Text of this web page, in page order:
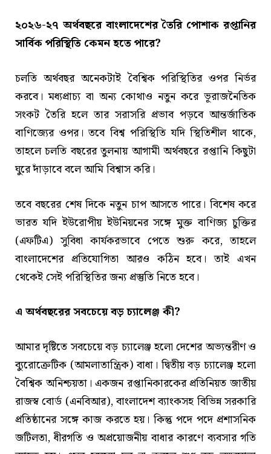
২০২৬-২৭ অর্থবছরে বাংলাদেশের তৈরি পোশাক রপ্তানির
সার্বিক পরিস্থিতি কেমন হতে পারে?
চলতি অর্থবছর অনেকটাই বৈশ্বিক পরিস্থিতির ওপর নির্ভর
করবে। মধ্যপ্রাচ্য বা অন্য কোথাও নতুন করে ভূরাজনৈতিক
সংকট তৈরি হলে তার সরাসরি প্রভাব পড়বে আন্তর্জাতিক
বাণিজ্যের ওপর। তবে বিশ্ব পরিস্থিতি যদি স্থিতিশীল থাকে,
তাহলে চলতি বছরের তুলনায় আগামী অর্থবছরে রপ্তানি কিছুটা
ঘুরে দাঁড়াবে বলে আমি বিশ্বাস করি।
তবে বছরের শেষ দিকে নতুন চাপ আসতে পারে। বিশেষ করে
ভারত যদি ইউরোপীয় ইউনিয়নের সঙ্গে মুক্ত বাণিজ্য চুক্তির
(এফটিএ) সুবিধা কার্যকরভাবে পেতে শুরু করে, তাহলে
বাংলাদেশের প্রতিযোগিতা আরও কঠিন হবে। তাই এখন
থেকেই সেই পরিস্থিতির জন্য প্রস্তুতি নিতে হবে।
এ অর্থবছরের সবচেয়ে বড় চ্যালেঞ্জ কী?
আমার দৃষ্টিতে সবচেয়ে বড় চ্যালেঞ্জ হলো দেশের অভ্যন্তরীণ ও
ব্যুরোক্রেটিক (আমলাতান্ত্রিক) বাধা। দ্বিতীয় বড় চ্যালেঞ্জ হলো
বৈশ্বিক অনিশ্চয়তা। একজন রপ্তানিকারকের প্রতিনিয়ত জাতীয়
রাজস্ব বোর্ড (এনবিআর), বাংলাদেশ ব্যাংকসহ বিভিন্ন সরকারি
প্রতিষ্ঠানের সঙ্গে কাজ করতে হয়। কিন্তু পদে পদে প্রশাসনিক
জটিলতা, ধীরগতি ও অপ্রয়োজনীয় বাধার কারণে ব্যবসার গতি